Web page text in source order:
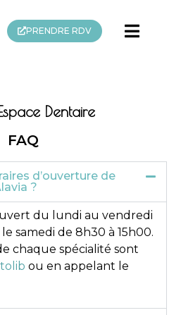
PRENDRE RDV
Dentaire
FAQ
d’ouverture de
?
du lundi au vendredi
samedi de 8h30 à 15h00.
chaque spécialité sont
ou en appelant le